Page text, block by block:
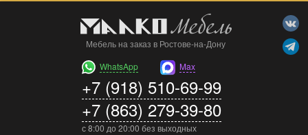
Мебель на заказ в Ростове-на-Дону
WhatsApp
Max
+7 (918) 510-69-99
+7 (863) 279-39-80
с 8:00 до 20:00 без выходных